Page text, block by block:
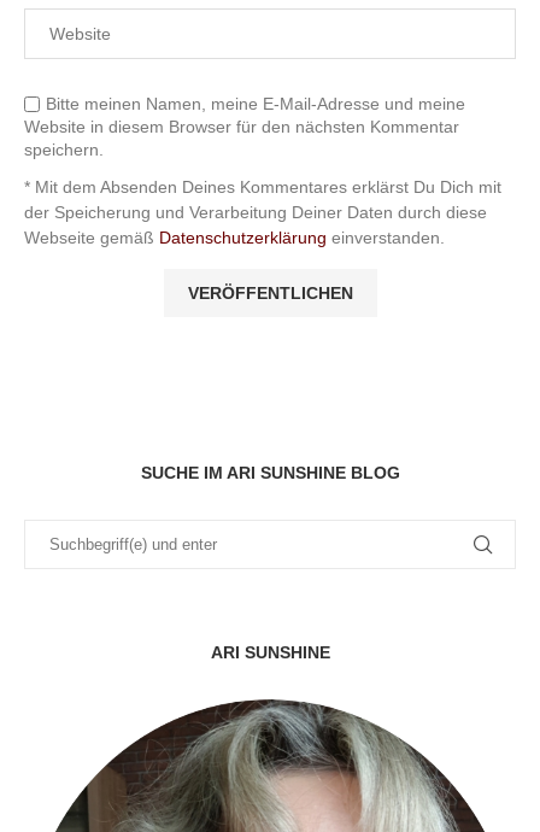
Bitte meinen Namen, meine E-Mail-Adresse und meine
Website in diesem Browser für den nächsten Kommentar
speichern.
* Mit dem Absenden Deines Kommentares erklärst Du Dich mit
der Speicherung und Verarbeitung Deiner Daten durch diese
Webseite gemäß Datenschutzerklärung einverstanden.
SUCHE IM ARI SUNSHINE BLOG
ARI SUNSHINE